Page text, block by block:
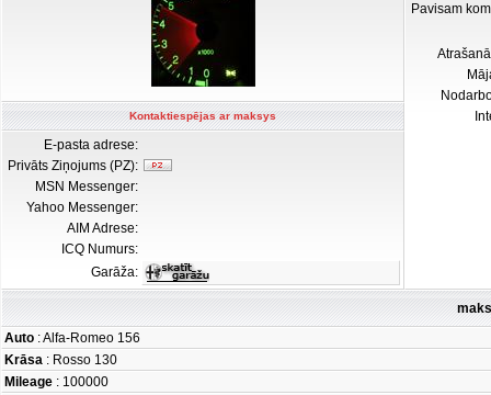
Pavisam
Kontaktiespējas ar maksys
E-pasta adrese:
Privāts Ziņojums (PZ):
MSN Messenger:
Yahoo Messenger:
AIM Adrese:
ICQ Numurs:
Garāža:
Auto : Alfa-Romeo 156
Krāsa : Rosso 130
Mileage : 100000